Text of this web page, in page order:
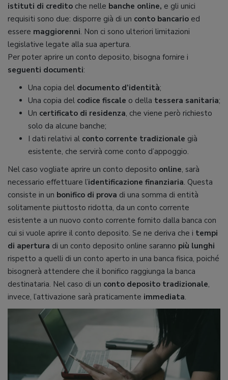
istituti di credito che nelle banche online, e gli unici
requisiti sono due: disporre già di un conto bancario ed
essere maggiorenni. Non ci sono ulteriori limitazioni
legislative legate alla sua apertura.
Per poter aprire un conto deposito, bisogna fornire i
seguenti documenti:
Una copia del documento d’identità;
Una copia del codice fiscale o della tessera sanitaria;
Un certificato di residenza, che viene però richiesto
solo da alcune banche;
I dati relativi al conto corrente tradizionale già
esistente, che servirà come conto d’appoggio.
Nel caso vogliate aprire un conto deposito online, sarà
necessario effettuare l’identificazione finanziaria. Questa
consiste in un bonifico di prova di una somma di entità
solitamente piuttosto ridotta, da un conto corrente
esistente a un nuovo conto corrente fornito dalla banca con
cui si vuole aprire il conto deposito. Se ne deriva che i tempi
di apertura di un conto deposito online saranno più lunghi
rispetto a quelli di un conto aperto in una banca fisica, poiché
bisognerà attendere che il bonifico raggiunga la banca
destinataria. Nel caso di un conto deposito tradizionale,
invece, l’attivazione sarà praticamente immediata.